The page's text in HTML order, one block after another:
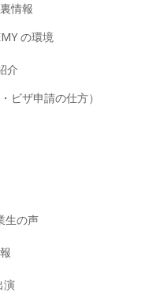
情報
の環境
介
ビザ申請の仕方）
生の声
演